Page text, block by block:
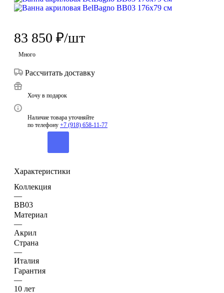
83 850 ₽/шт
Много
Рассчитать доставку
Хочу в подарок
Наличие товара уточняйте
по телефону +7 (918) 658-11-77
Характеристики
Коллекция
—
BB03
Материал
—
Акрил
Страна
—
Италия
Гарантия
—
10 лет